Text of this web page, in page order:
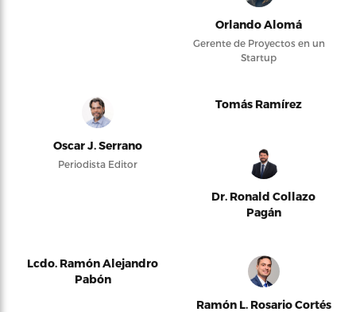
Orlando Alomá
Gerente de Proyectos en un
Startup
Oscar J. Serrano
Periodista Editor
Tomás Ramírez
Dr. Ronald Collazo
Pagán
Lcdo. Ramón Alejandro
Pabón
Ramón L. Rosario Cortés